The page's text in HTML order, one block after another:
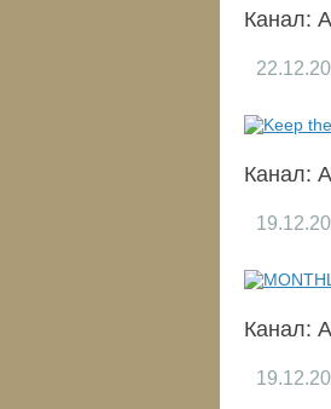
Канал:
Канал:
Канал: